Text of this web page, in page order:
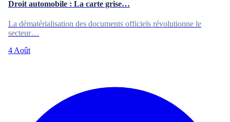
Droit automobile : La carte grise…
La dématérialisation des documents officiels révolutionne le
secteur…
4 Août